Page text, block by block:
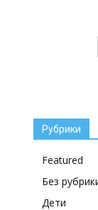
Рубрики
Featured
Без
Дети